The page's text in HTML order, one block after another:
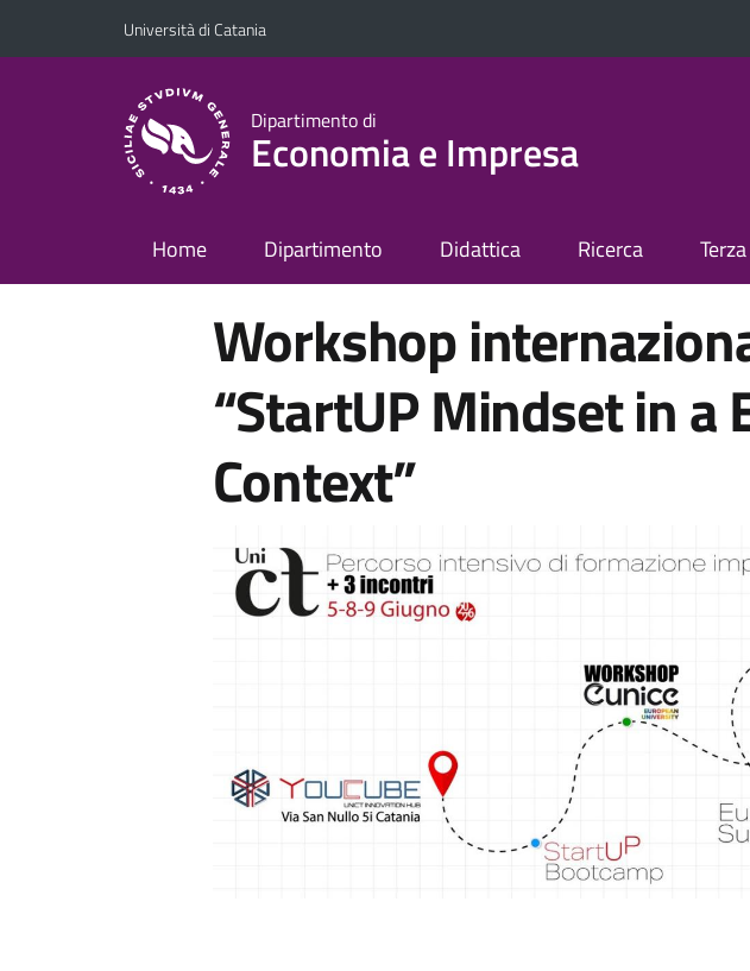
Vai al contenuto principale
Vai al menu di navigazione
Università di Catania
Dipartimento di
Economia e Impresa
Home Dipartimento Didattica Ricerca
Workshop
“StartUP Mindset in a
Context”